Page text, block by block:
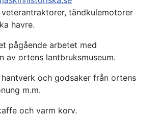
tändkulemotorer
havre.
pågående arbetet med
av ortens lantbruksmuseum.
hantverk och godsaker från ortens
m.m.
och varm korv.